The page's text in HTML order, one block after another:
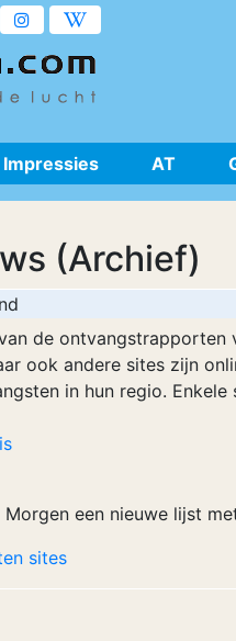
Impressies AT
(Archief)
de ontvangstrapporten
ook andere sites zijn
in hun regio. Enkele
een nieuwe lijst
sites